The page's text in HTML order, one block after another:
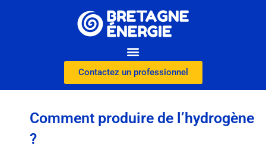
Contactez un professionnel
Comment produire de l’hydrogène
?